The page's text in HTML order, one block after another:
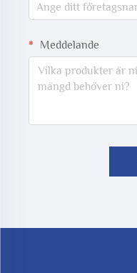
Meddelande